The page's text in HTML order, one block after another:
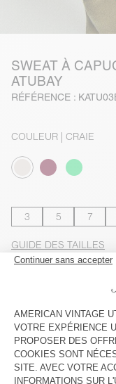
SWEAT À
ATUBAY
RÉFÉRENCE :
COULEUR | CRAIE
3 5 7
GUIDE DES TAILLES
Livraison estimée
VOIR
VOIR LE LOOK